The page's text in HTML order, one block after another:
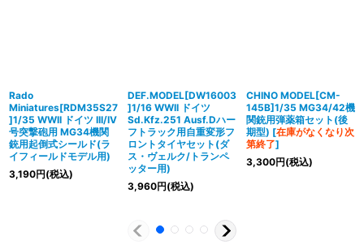
Rado
Miniatures[RDM35S27
]1/35 WWII ドイツ III/IV
号突撃砲用 MG34機関
銃用起倒式シールド(ラ
イフィールドモデル用)
3,190円(税込)
DEF.MODEL[DW16003
]1/16 WWII ドイツ
Sd.Kfz.251 Ausf.Dハー
フトラック用自重変形フ
ロントタイヤセット(ダ
ス・ヴェルク/トランペ
ッター用)
3,960円(税込)
CHINO MODEL[CM-
145B]1/35 MG34/42機
関銃用弾薬箱セット(後
期型) [在庫がなくなり次
第終了]
3,300円(税込)